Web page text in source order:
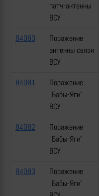
патч-антенны
ВСУ
84080
Поражение
антенны связи
ВСУ
84081
Поражение
"Бабы-Яги"
ВСУ
84082
Поражение
"Бабы-Яги"
ВСУ
84083
Поражение
"Бабы-Яги"